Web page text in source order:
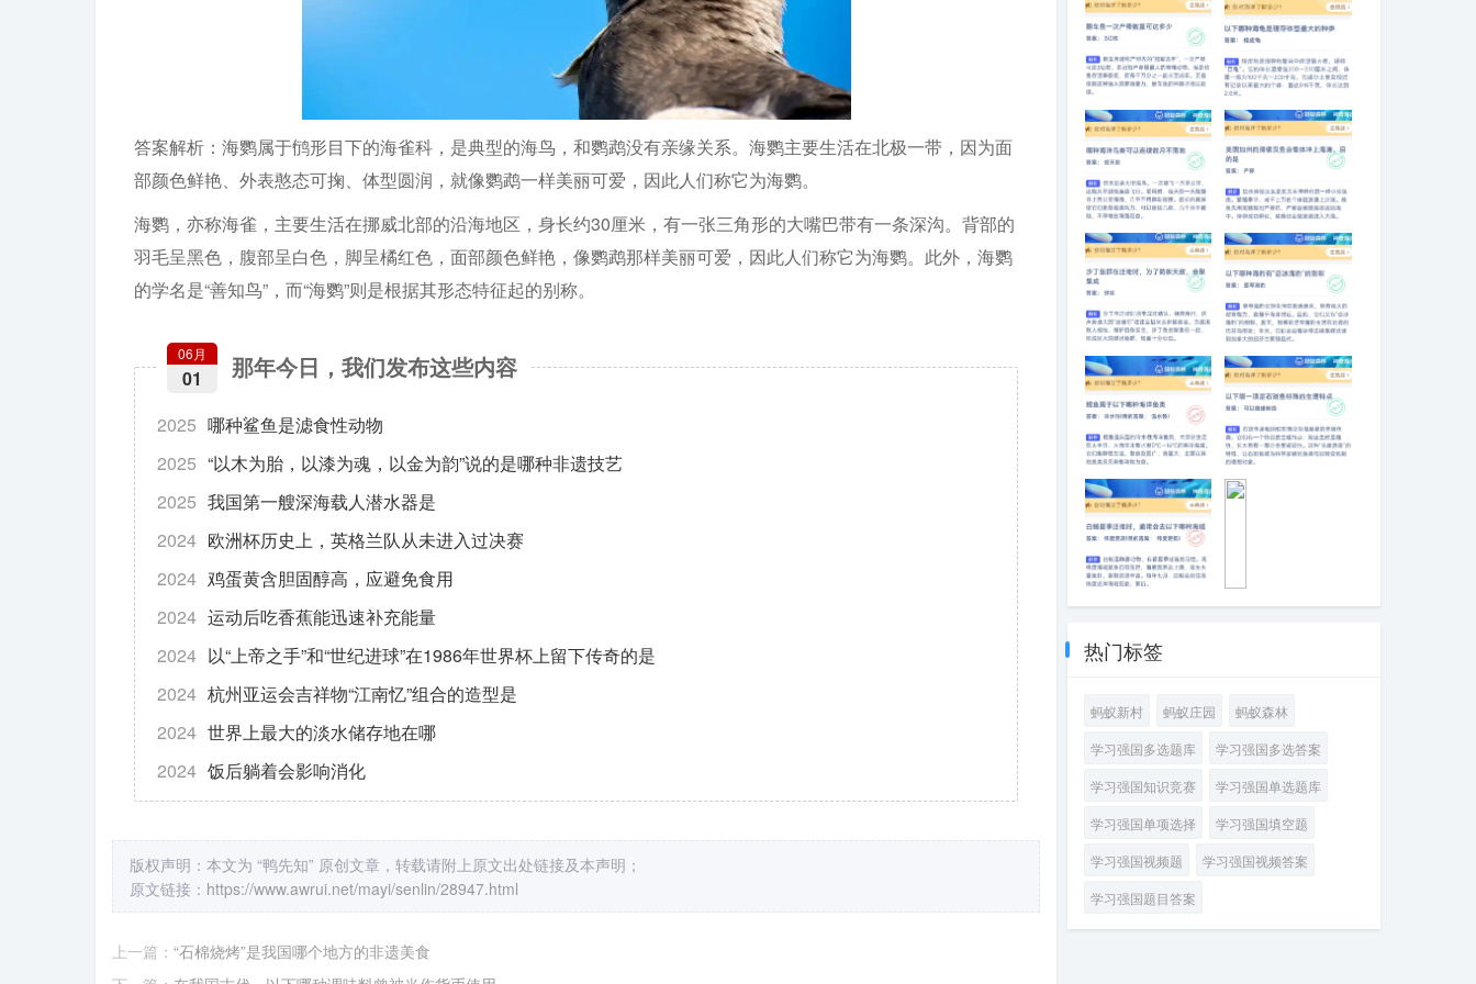
答案解析：海鹦属于鸻形目下的海雀科，是典型的海鸟，和鹦鹉没有亲缘关系。海鹦主要生活在北极一带，因为面
部颜色鲜艳、外表憨态可掬、体型圆润，就像鹦鹉一样美丽可爱，因此人们称它为海鹦。
海鹦，亦称海雀，主要生活在挪威北部的沿海地区，身长约30厘米，有一张三角形的大嘴巴带有一条深沟。背部的
羽毛呈黑色，腹部呈白色，脚呈橘红色，面部颜色鲜艳，像鹦鹉那样美丽可爱，因此人们称它为海鹦。此外，海鹦
的学名是“善知鸟”，而“海鹦”则是根据其形态特征起的别称。
那年今日，我们发布这些内容
06月
01
2025 哪种鲨鱼是滤食性动物
2025 “以木为胎，以漆为魂，以金为韵”说的是哪种非遗技艺
2025 我国第一艘深海载人潜水器是
2024 欧洲杯历史上，英格兰队从未进入过决赛
2024 鸡蛋黄含胆固醇高，应避免食用
2024 运动后吃香蕉能迅速补充能量
2024 以“上帝之手”和“世纪进球”在1986年世界杯上留下传奇的是
2024 杭州亚运会吉祥物“江南忆”组合的造型是
2024 世界上最大的淡水储存地在哪
2024 饭后躺着会影响消化
版权声明：本文为 “鸭先知” 原创文章，转载请附上原文出处链接及本声明；
原文链接： https://www.awrui.net/mayi/senlin/28947.html
上一篇： “石棉烧烤”是我国哪个地方的非遗美食
翻车鱼一次产卵
数量可达多少
以下哪种海龟是
现存体型最大的
种类
哪种海洋鸟类可
以连续数月不落
地
美国加州的滑银
汉鱼会集体冲上
海滩，目的是
沙丁鱼群在迁徙
时，为了防御天
敌，会聚集成
以下哪种海豹有
“恋冰海豹”的别称
鳕鱼属于以下哪
种海洋鱼类
以下哪一项是石
斑鱼特殊的生理
很
看
绿
色
植
物
热门标签
蚂蚁新村 蚂蚁庄园
蚂蚁森林
学习强国多选题库
学习强国多选答案
学习强国知识竞赛
学习强国单选题库
学习强国单项选择
学习强国填空题
学习强国视频题
学习强国视频答案
学习强国题目答案